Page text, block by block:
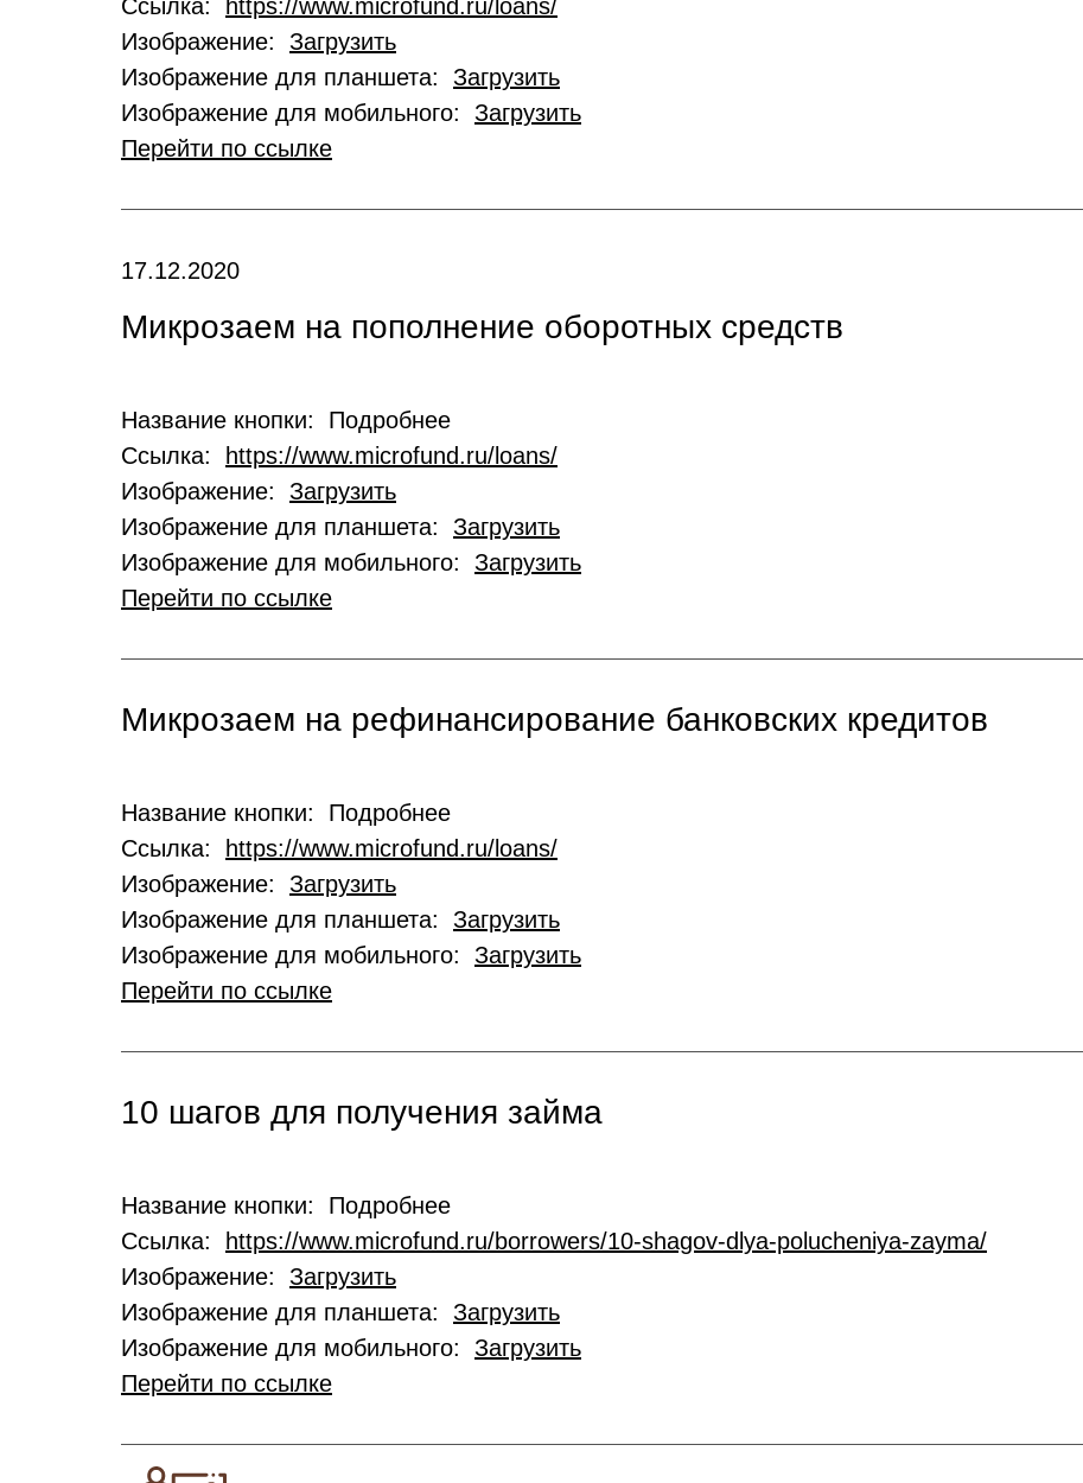
Ссылка:
https://www.microfund.ru/loans/
Изображение: Загрузить
Изображение для планшета: Загрузить
Изображение для мобильного: Загрузить
Перейти по ссылке
17.12.2020
Микрозаем на пополнение оборотных средств
Название кнопки: Подробнее
Ссылка:
https://www.microfund.ru/loans/
Изображение: Загрузить
Изображение для планшета: Загрузить
Изображение для мобильного: Загрузить
Перейти по ссылке
Микрозаем на рефинансирование банковских кредитов
Название кнопки: Подробнее
Ссылка:
https://www.microfund.ru/loans/
Изображение: Загрузить
Изображение для планшета: Загрузить
Изображение для мобильного: Загрузить
Перейти по ссылке
10 шагов для получения займа
Название кнопки: Подробнее
Ссылка:
https://www.microfund.ru/borrowers/10-shagov-dlya-polucheniya-zayma/
Изображение: Загрузить
Изображение для планшета: Загрузить
Изображение для мобильного: Загрузить
Перейти по ссылке